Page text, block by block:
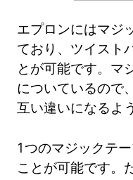
エプロンにはマジ
ており、ツイスト
とが可能です。マ
についているので
互い違いになるよ
1つのマジックテ
ことが可能です。